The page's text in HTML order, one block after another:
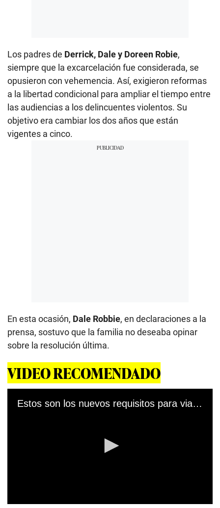
Los padres de Derrick, Dale y Doreen Robie,
siempre que la excarcelación fue considerada, se
opusieron con vehemencia. Así, exigieron reformas
a la libertad condicional para ampliar el tiempo entre
las audiencias a los delincuentes violentos. Su
objetivo era cambiar los dos años que están
vigentes a cinco.
En esta ocasión, Dale Robbie, en declaraciones a la
prensa, sostuvo que la familia no deseaba opinar
sobre la resolución última.
VIDEO RECOMENDADO
Estos son los nuevos requisitos para viajar a Estados Unidos a partir de noviembre